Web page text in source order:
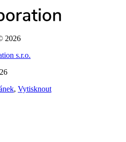
2026
s.r.o.
, Vytisknout